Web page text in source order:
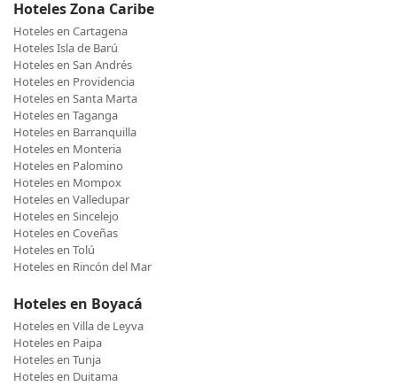
Hoteles Zona Caribe
Hoteles en Cartagena
Hoteles Isla de Barú
Hoteles en San Andrés
Hoteles en Providencia
Hoteles en Santa Marta
Hoteles en Taganga
Hoteles en Barranquilla
Hoteles en Monteria
Hoteles en Palomino
Hoteles en Mompox
Hoteles en Valledupar
Hoteles en Sincelejo
Hoteles en Coveñas
Hoteles en Tolú
Hoteles en Rincón del Mar
Hoteles en Boyacá
Hoteles en Villa de Leyva
Hoteles en Paipa
Hoteles en Tunja
Hoteles en Duitama